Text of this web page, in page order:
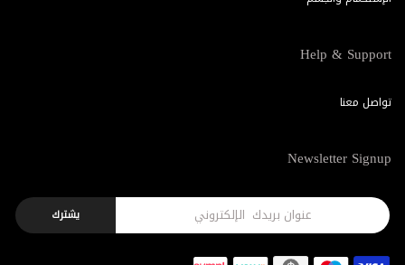
Help & Support
تواصل معنا
Newsletter Signup
يشترك